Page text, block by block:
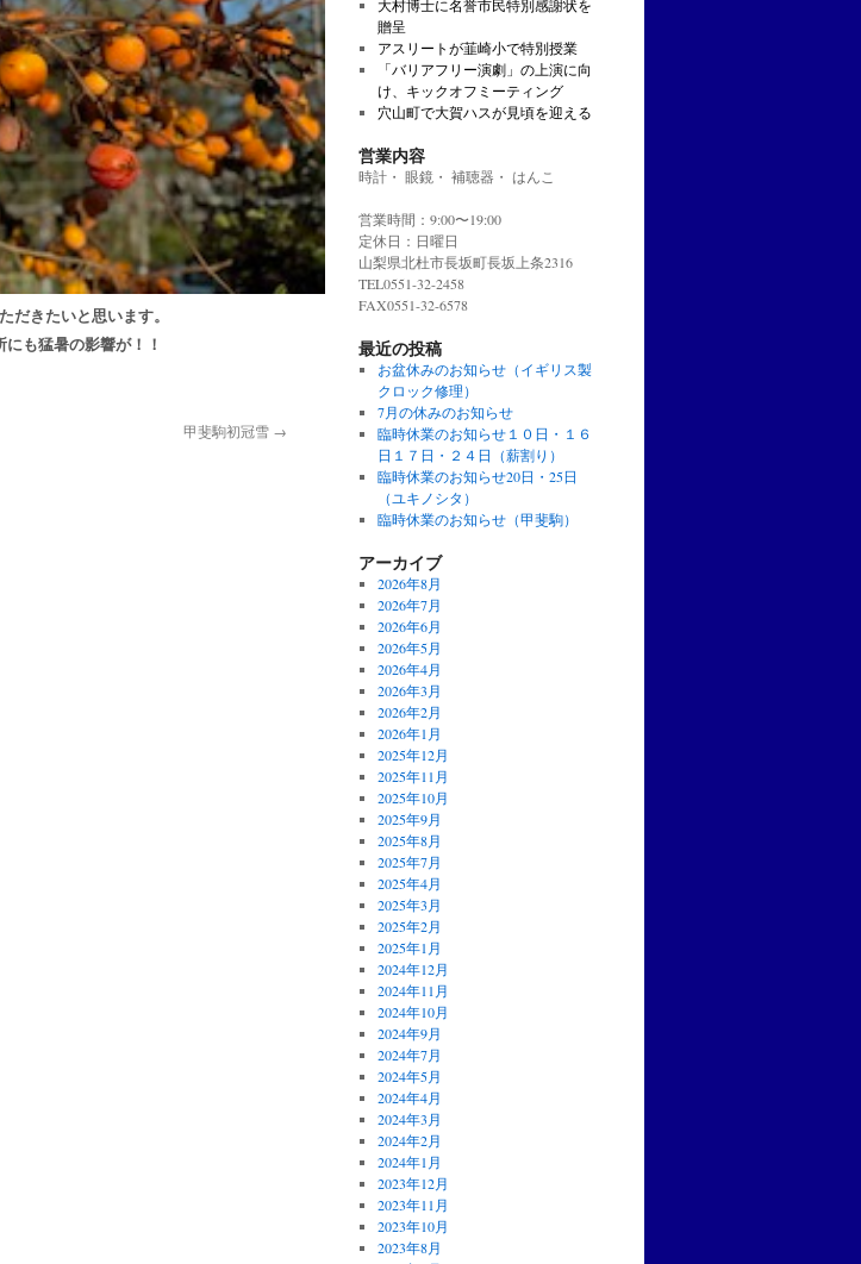
だきたいと思います。
も猛暑の影響が！！
甲斐駒初冠雪 →
大村博士に名誉市民特別感謝状を
贈呈
アスリートが韮崎小で特別授業
「バリアフリー演劇」の上演に向
け、キックオフミーティング
穴山町で大賀ハスが見頃を迎える
営業内容
時計・ 眼鏡・ 補聴器・ はんこ
営業時間：9:00〜19:00
定休日：日曜日
山梨県北杜市長坂町長坂上条2316
TEL0551-32-2458
FAX0551-32-6578
最近の投稿
お盆休みのお知らせ（イギリス製
クロック修理）
7月の休みのお知らせ
臨時休業のお知らせ１０日・１６
日１７日・２４日（薪割り）
臨時休業のお知らせ20日・25日
（ユキノシタ）
臨時休業のお知らせ（甲斐駒）
アーカイブ
2026年8月
2026年7月
2026年6月
2026年5月
2026年4月
2026年3月
2026年2月
2026年1月
2025年12月
2025年11月
2025年10月
2025年9月
2025年8月
2025年7月
2025年4月
2025年3月
2025年2月
2025年1月
2024年12月
2024年11月
2024年10月
2024年9月
2024年7月
2024年5月
2024年4月
2024年3月
2024年2月
2024年1月
2023年12月
2023年11月
2023年10月
2023年8月